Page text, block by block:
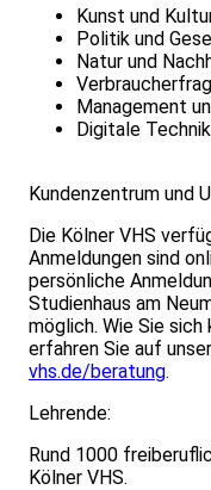
Kunst und
Politik und
Natur und
Management
Digitale
Kundenzentrum und
Die Kölner VHS
Anmeldungen sind
persönliche
Studienhaus am
möglich. Wie Sie
erfahren Sie auf
vhs.de/beratung.
Lehrende:
Rund 1000
Kölner VHS.